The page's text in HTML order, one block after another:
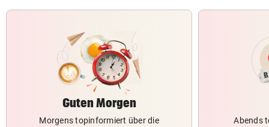
Guten Morgen
Morgens topinformiert über die
Abends